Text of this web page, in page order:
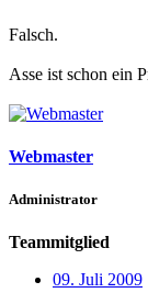
Falsch.
Asse ist schon ein
Webmaster
Administrator
Teammitglied
09. Juli 2009